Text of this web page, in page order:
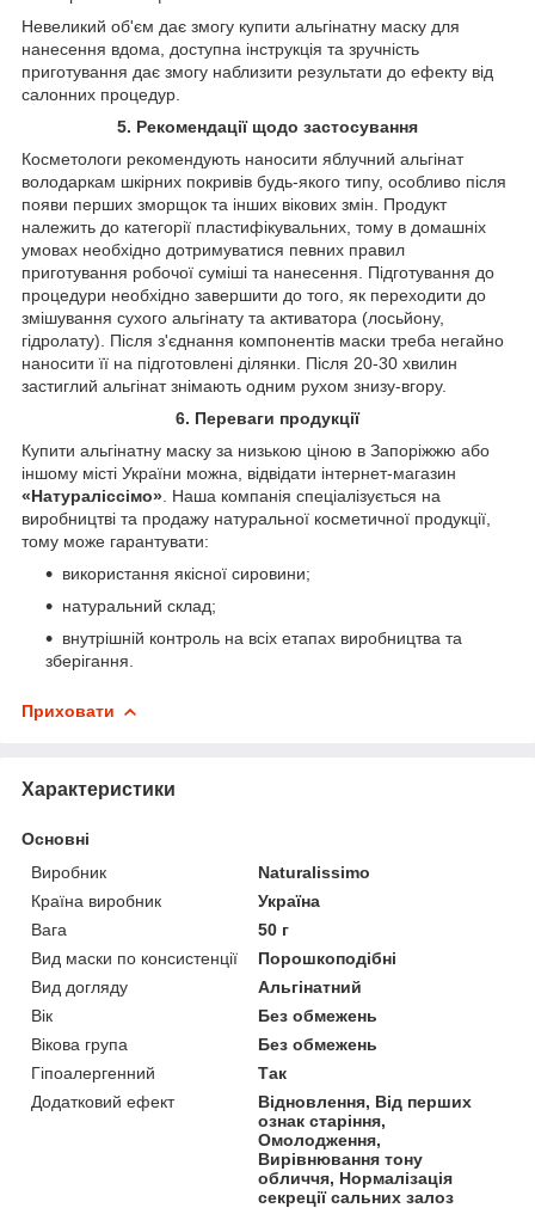
Невеликий об'єм дає змогу купити альгінатну маску для
нанесення вдома, доступна інструкція та зручність
приготування дає змогу наблизити результати до ефекту від
салонних процедур.
5. Рекомендації щодо застосування
Косметологи рекомендують наносити яблучний альгінат
володаркам шкірних покривів будь-якого типу, особливо після
появи перших зморщок та інших вікових змін. Продукт
належить до категорії пластифікувальних, тому в домашніх
умовах необхідно дотримуватися певних правил
приготування робочої суміші та нанесення. Підготування до
процедури необхідно завершити до того, як переходити до
змішування сухого альгінату та активатора (лосьйону,
гідролату). Після з'єднання компонентів маски треба негайно
наносити її на підготовлені ділянки. Після 20-30 хвилин
застиглий альгінат знімають одним рухом знизу-вгору.
6. Переваги продукції
Купити альгінатну маску за низькою ціною в Запоріжжю або
іншому місті України можна, відвідати інтернет-магазин
«Натураліссімо» . Наша компанія спеціалізується на
виробництві та продажу натуральної косметичної продукції,
тому може гарантувати:
використання якісної сировини;
натуральний склад;
внутрішній контроль на всіх етапах виробництва та
зберігання.
Приховати
Характеристики
Основні
Виробник
Naturalissimo
Країна виробник
Україна
Вага
50 г
Вид маски по консистенції
Порошкоподібні
Вид догляду
Альгінатний
Вік
Без обмежень
Вікова група
Без обмежень
Гіпоалергенний
Так
Додатковий ефект
Відновлення, Від перших
ознак старіння,
Омолодження,
Вирівнювання тону
обличчя, Нормалізація
секреції сальних залоз